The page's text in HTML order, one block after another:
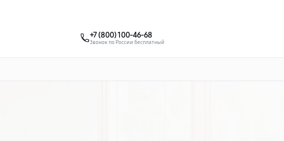
+7 (800) 100-46-68
Звонок по России бесплатный